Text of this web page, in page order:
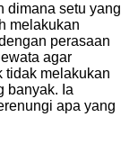
dimana setu yang
melakukan
perasaan
agar
tidak melakukan
banyak. Ia
apa yang